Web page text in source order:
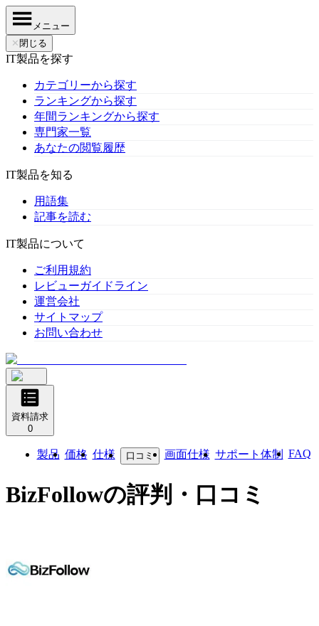
メニュー
✕ 閉じる
IT製品を探す
カテゴリーから探す
ランキングから探す
年間ランキングから探す
専門家一覧
あなたの閲覧履歴
IT製品を知る
用語集
記事を読む
IT製品について
ご利用規約
レビューガイドライン
運営会社
サイトマップ
お問い合わせ
資料請求
0
製品 価格 仕様 口コミ 画面仕様 サポート体制 FAQ
BizFollowの評判・口コミ